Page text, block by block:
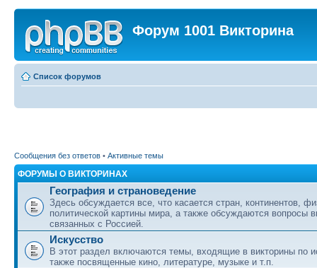
Форум 1001 Викторина
Список форумов
Сообщения без ответов • Активные темы
ФОРУМЫ О ВИКТОРИНАХ
География и страноведение
Здесь обсуждается все, что касается стран, континентов,
политической картины мира, а также обсуждаются вопросы
связанных с Россией.
Искусство
В этот раздел включаются темы, входящие в викторины по
также посвященные кино, литературе, музыке и т.п.